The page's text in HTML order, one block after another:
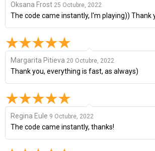
Oksana Frost 25 Octubre, 2022
The code came instantly, I'm playing)) Thank
Margarita Pitieva 20 Octubre, 2022
Thank you, everything is fast, as always)
Regina Eule 9 Octubre, 2022
The code came instantly, thanks!